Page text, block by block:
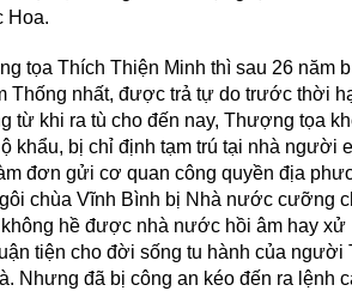
Hoa.
tọa Thích Thiện Minh thì sau 26 năm
Thống nhất, được trả tự do trước thời
từ khi ra tù cho đến nay, Thượng tọa
khẩu, bị chỉ định tạm trú tại nhà người
đơn gửi cơ quan công quyền địa
chùa Vĩnh Bình bị Nhà nước cưỡng
hề được nhà nước hồi âm hay
tiện cho đời sống tu hành của
Nhưng đã bị công an kéo đến ra lệnh